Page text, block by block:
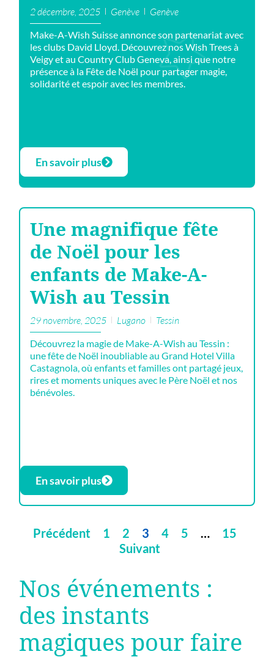
2 décembre, 2025 Genève Genève
Make-A-Wish Suisse annonce son partenariat avec
les clubs David Lloyd. Découvrez nos Wish Trees à
Veigy et au Country Club Geneva, ainsi que notre
présence à la Fête de Noël pour partager magie,
solidarité et espoir avec les membres.
En savoir plus
Une magnifique fête
de Noël pour les
enfants de Make-A-
Wish au Tessin
29 novembre, 2025 Lugano Tessin
Découvrez la magie de Make-A-Wish au Tessin :
une fête de Noël inoubliable au Grand Hotel Villa
Castagnola, où enfants et familles ont partagé jeux,
rires et moments uniques avec le Père Noël et nos
bénévoles.
En savoir plus
Précédent 1 2 3 4 5 …
15
Suivant
Nos événements :
des instants
magiques pour faire